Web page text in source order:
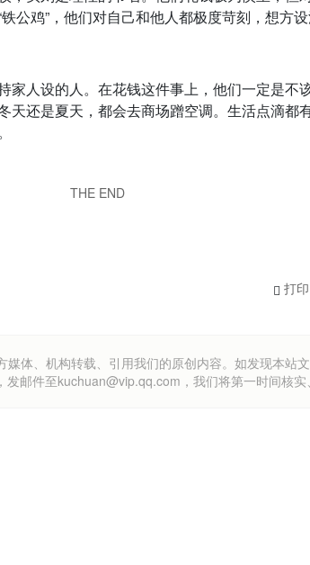
公鸡”，他们对自己和他人都极度苛刻，想方设
家人设的人。在花钱这件事上，他们一定是不
天还是夏天，都会去商场蹭空调。生活点滴都
THE END
打印
体、机构转载、引用我们的原创内容。如发现本站
邮件至kuchuan@vip.qq.com，我们将第一时间核实